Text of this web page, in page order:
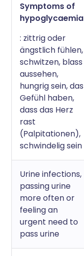
Symptoms of
hypoglycaemia
: zittrig oder
ängstlich fühlen,
schwitzen, blass
aussehen,
hungrig sein, das
Gefühl haben,
dass das Herz
rast
(Palpitationen),
schwindelig sein
Urine infections,
passing urine
more often or
feeling an
urgent need to
pass urine